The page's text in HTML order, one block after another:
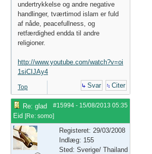
undertrykkelse og andre negative
handlinger, tværtimod islam er fuld
af nåde, peacefullness, og
retfærdighed endda til andre
religioner.
http://www.youtube.com/watch?v=oi
1siCIJAy4
Top Svar Citer
#15994 - 15/08/2013 05:35
Re: glad
Eid [Re: somo]
Registeret: 29/03/2008
Indlæg: 155
Sted: Sverige/ Thailand